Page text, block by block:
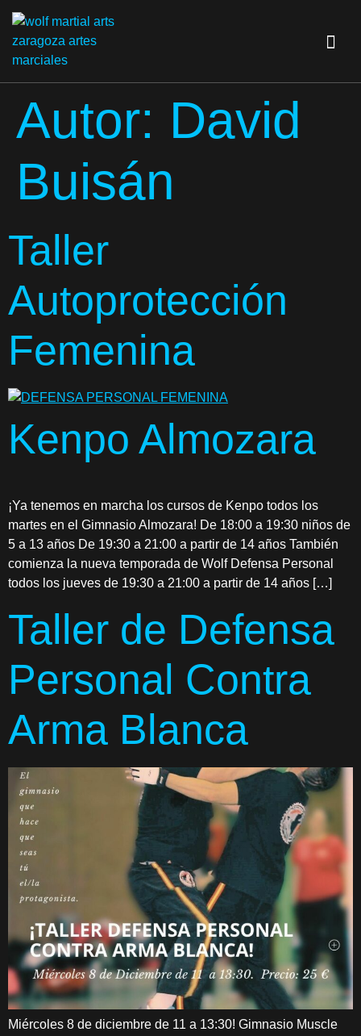
Autor: David
Buisán
Taller
Autoprotección
Femenina
Kenpo Almozara
¡Ya tenemos en marcha los cursos de Kenpo todos los
martes en el Gimnasio Almozara! De 18:00 a 19:30 niños de
5 a 13 años De 19:30 a 21:00 a partir de 14 años También
comienza la nueva temporada de Wolf Defensa Personal
todos los jueves de 19:30 a 21:00 a partir de 14 años […]
Taller de Defensa
Personal Contra
Arma Blanca
Miércoles 8 de diciembre de 11 a 13:30! Gimnasio Muscle